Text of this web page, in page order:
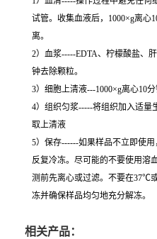
试管。收集血液后，1000×g离心
离。
2）血浆-----EDTA、柠檬酸盐、
钟去除颗粒。
3）细胞上清液---1000×g离心10
4）组织匀浆-----将组织加入适量
取上清液
5）保存------如果样品不立即使
反复冷冻。尽可能的不要使用溶
测前先离心或过滤。不要在37℃
冻并确保样品均匀地充分解冻。
相关产品：